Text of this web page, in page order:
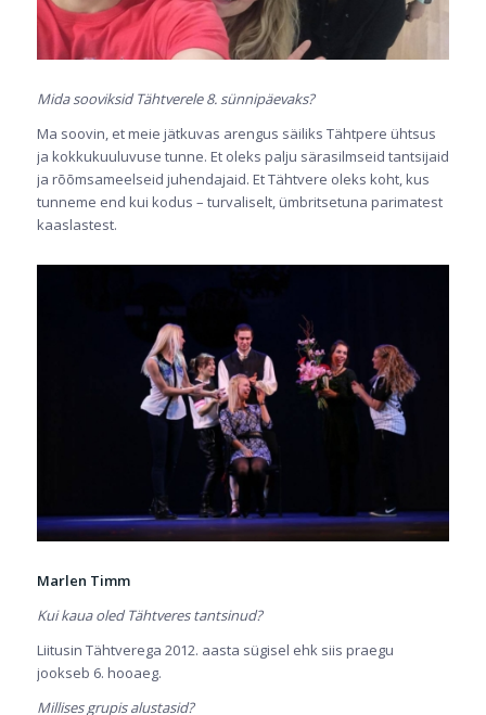
Mida sooviksid Tähtverele 8. sünnipäevaks?
Ma soovin, et meie jätkuvas arengus säiliks Tähtpere ühtsus
ja kokkukuuluvuse tunne. Et oleks palju särasilmseid tantsijaid
ja rõõmsameelseid juhendajaid. Et Tähtvere oleks koht, kus
tunneme end kui kodus – turvaliselt, ümbritsetuna parimatest
kaaslastest.
Marlen Timm
Kui kaua oled Tähtveres tantsinud?
Liitusin Tähtverega 2012. aasta sügisel ehk siis praegu
jookseb 6. hooaeg.
Millises grupis alustasid?